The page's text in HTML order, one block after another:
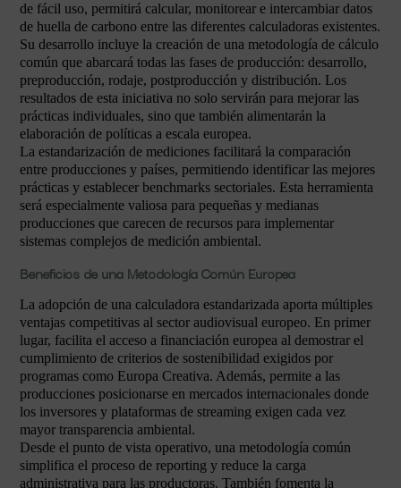
de fácil uso, permitirá calcular, monitorear e intercambiar datos
de huella de carbono entre las diferentes calculadoras existentes.
Su desarrollo incluye la creación de una metodología de cálculo
común que abarcará todas las fases de producción: desarrollo,
preproducción, rodaje, postproducción y distribución. Los
resultados de esta iniciativa no solo servirán para mejorar las
prácticas individuales, sino que también alimentarán la
elaboración de políticas a escala europea.
La estandarización de mediciones facilitará la comparación
entre producciones y países, permitiendo identificar las mejores
prácticas y establecer benchmarks sectoriales. Esta herramienta
será especialmente valiosa para pequeñas y medianas
producciones que carecen de recursos para implementar
sistemas complejos de medición ambiental.
Beneficios de una Metodología Común Europea
La adopción de una calculadora estandarizada aporta múltiples
ventajas competitivas al sector audiovisual europeo. En primer
lugar, facilita el acceso a financiación europea al demostrar el
cumplimiento de criterios de sostenibilidad exigidos por
programas como Europa Creativa. Además, permite a las
producciones posicionarse en mercados internacionales donde
los inversores y plataformas de streaming exigen cada vez
mayor transparencia ambiental.
Desde el punto de vista operativo, una metodología común
simplifica el proceso de reporting y reduce la carga
administrativa para las productoras. También fomenta la